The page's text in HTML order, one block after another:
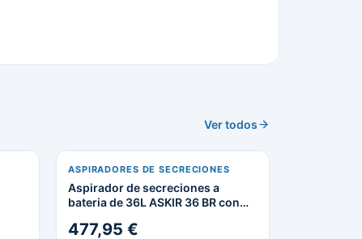
Ver todos
ASPIRADORES DE SECRECIONES
Aspirador de secreciones a
bateria de 36L ASKIR 36 BR con
477,95 €